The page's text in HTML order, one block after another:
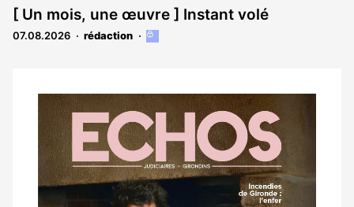
[ Un mois, une œuvre ] Instant volé
07.08.2026 rédaction
Cet
aux
abonnés
Notre
dernier
magazine